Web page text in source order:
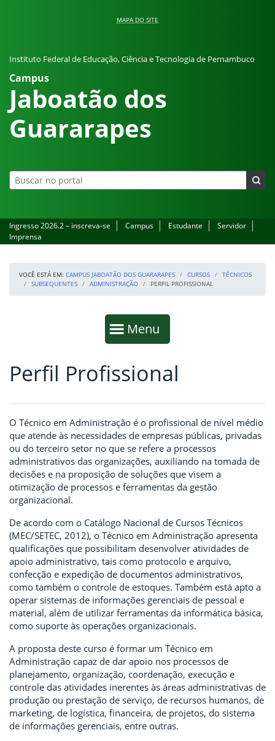
MAPA DO SITE
Instituto Federal de Educação, Ciência e Tecnologia de Pernambuco
Campus
Jaboatão dos
Guararapes
Ingresso 2026.2 – inscreva-se Campus Estudante
Servidor
Imprensa
VOCÊ ESTÁ EM: CAMPUS JABOATÃO DOS GUARARAPES CURSOS
TÉCNICOS
SUBSEQUENTES
ADMINISTRAÇÃO PERFIL PROFISSIONAL
Mostrar
Menu
Fim da navegação
Início do conteúdo
Perfil Profissional
O Técnico em Administração é o profissional de nível médio
que atende às necessidades de empresas públicas, privadas
ou do terceiro setor no que se refere a processos
administrativos das organizações, auxiliando na tomada de
decisões e na proposição de soluções que visem a
otimização de processos e ferramentas da gestão
organizacional.
De acordo com o Catálogo Nacional de Cursos Técnicos
(MEC/SETEC, 2012), o Técnico em Administração apresenta
qualificações que possibilitam desenvolver atividades de
apoio administrativo, tais como protocolo e arquivo,
confecção e expedição de documentos administrativos,
como também o controle de estoques. Também está apto a
operar sistemas de informações gerenciais de pessoal e
material, além de utilizar ferramentas da informática básica,
como suporte às operações organizacionais.
A proposta deste curso é formar um Técnico em
Administração capaz de dar apoio nos processos de
planejamento, organização, coordenação, execução e
controle das atividades inerentes às áreas administrativas de
produção ou prestação de serviço, de recursos humanos, de
marketing, de logística, financeira, de projetos, do sistema
de informações gerenciais, entre outras.